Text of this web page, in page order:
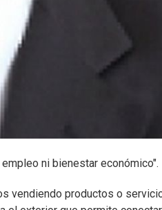
ni bienestar económico".
vendiendo productos o